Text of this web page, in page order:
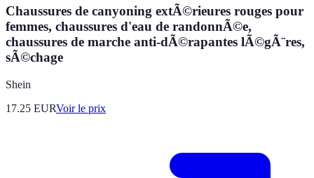
Chaussures de canyoning extÃ©rieures rouges pour
femmes, chaussures d'eau de randonnÃ©e,
chaussures de marche anti-dÃ©rapantes lÃ©gÃ¨res,
sÃ©chage
Shein
17.25 EURVoir le prix